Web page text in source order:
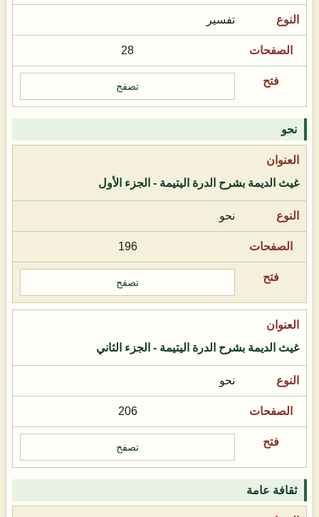
تفسير
28
تصفح
نحو
غيث الديمة بشرح الدرة اليتيمة - الجزء الأول
نحو
196
تصفح
غيث الديمة بشرح الدرة اليتيمة - الجزء الثاني
نحو
206
تصفح
ثقافة عامة